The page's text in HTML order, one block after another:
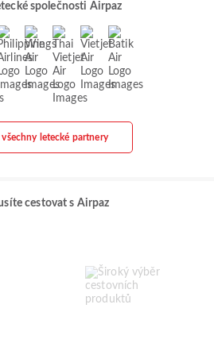
společnosti Airpaz
letecké partnery
cestovat s Airpaz